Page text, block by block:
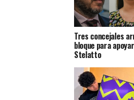
Tres concejales
bloque para
Stelatto